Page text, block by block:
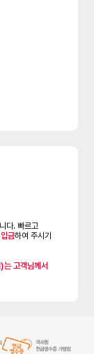
다. 빠르고
금하여 주시기
는 고객님께서